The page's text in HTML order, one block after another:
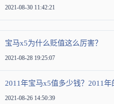
2021-08-30 11:42:21
宝马x5为什么贬值这么厉害？
2021-08-28 19:25:07
2011年宝马x5值多少钱？2011
2021-08-26 14:50:39